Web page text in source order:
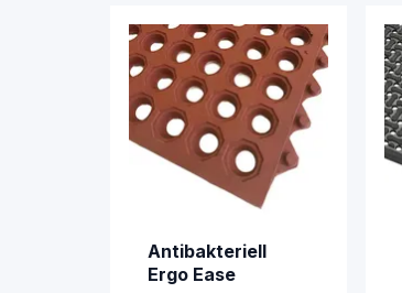
Antibakteriell
Ergo Ease